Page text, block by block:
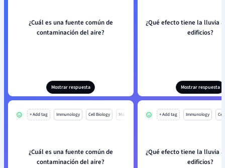
¿Cuál es una fuente común de
contaminación del aire?
Mostrar respuesta
¿Qué efecto tiene la lluvia
edificios?
Mostrar respuesta
+ Add tag Immunology Cell Biology Mo
¿Cuál es una fuente común de
contaminación del aire?
+ Add tag Immunology
¿Qué efecto tiene la lluvia
edificios?